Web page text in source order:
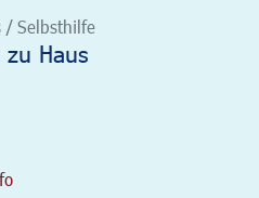
/ Selbsthilfe
Haus